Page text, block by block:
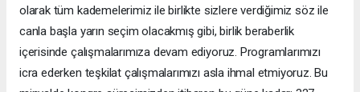
olarak tüm kademelerimiz ile birlikte sizlere verdiğimiz söz ile
canla başla yarın seçim olacakmış gibi, birlik beraberlik
içerisinde çalışmalarımıza devam ediyoruz. Programlarımızı
icra ederken teşkilat çalışmalarımızı asla ihmal etmiyoruz. Bu